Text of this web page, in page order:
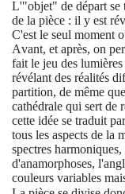
L'"objet" de départ se
de la pièce : il y est
C'est le seul moment
Avant, et après, on
fait le jeu des
révélant des réalités
partition, de même
cathédrale qui sert de
cette idée se traduit
tous les aspects de la
spectres
d'anamorphoses,
couleurs variables